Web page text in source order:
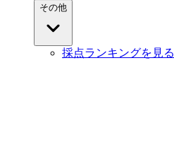
その他
採点ランキングを見る